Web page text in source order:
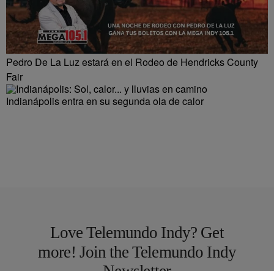
Pedro De La Luz estará en el Rodeo de Hendricks County
Fair
Indianápolis entra en su segunda ola de calor
Love Telemundo Indy? Get
more! Join the Telemundo Indy